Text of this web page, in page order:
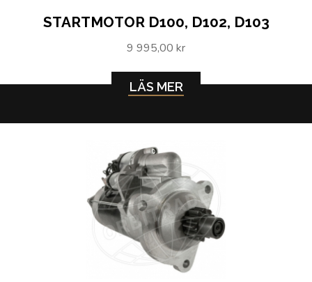
STARTMOTOR D100, D102, D103
9 995,00 kr
LÄS MER